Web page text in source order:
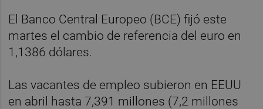
El Banco Central Europeo (BCE) fijó este
martes el cambio de referencia del euro en
1,1386 dólares.
Las vacantes de empleo subieron en EEUU
en abril hasta 7,391 millones (7,2 millones